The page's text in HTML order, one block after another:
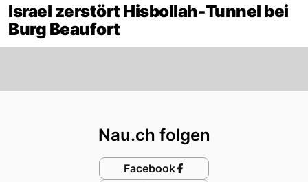
Israel zerstört Hisbollah-Tunnel bei
Burg Beaufort
Nau.ch folgen
Facebook